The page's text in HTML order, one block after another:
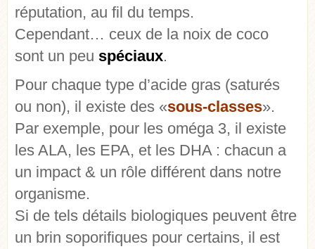
réputation, au fil du temps.
Cependant… ceux de la noix de coco
sont un peu spéciaux.
Pour chaque type d’acide gras (saturés
ou non), il existe des «sous-classes».
Par exemple, pour les oméga 3, il existe
les ALA, les EPA, et les DHA : chacun a
un impact & un rôle différent dans notre
organisme.
Si de tels détails biologiques peuvent être
un brin soporifiques pour certains, il est